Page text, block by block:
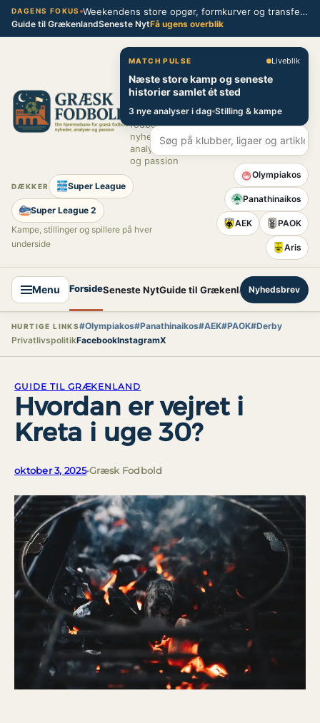
Spring
DAGENS FOKUS Weekendens store opgør, formkurver og transferblik fra græsk fodbold
Guide til GrækenlandSeneste NytFå ugens overblik
Græsk Fodbold
Din
hjemmebane
for græsk
fodbold –
nyheder,
analyser
og passion
DÆKKER Super League
Super League 2
Kampe, stillinger og spillere på hver
underside
MATCH PULSE Liveblik
Næste store kamp og seneste
historier samlet ét sted
3 nye analyser i dag Stilling & kampe
Olympiakos
Panathinaikos
AEK PAOK
Aris
Menu ForsideSeneste NytGuide til GrækenlandSuper League
Nyhedsbrev
HURTIGE LINKS#Olympiakos#Panathinaikos#AEK#PAOK#Derby
PrivatlivspolitikFacebookInstagramX
GUIDE TIL GRÆKENLAND
Hvordan er vejret i
Kreta i uge 30?
oktober 3, 2025•Græsk Fodbold